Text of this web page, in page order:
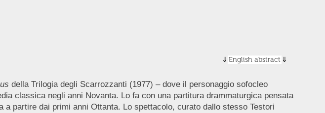
English abstract
della Trilogia degli Scarrozzanti (1977) – dove il personaggio sofocleo
classica negli anni Novanta. Lo fa con una partitura drammaturgica pensata
partire dai primi anni Ottanta. Lo spettacolo, curato dallo stesso Testori